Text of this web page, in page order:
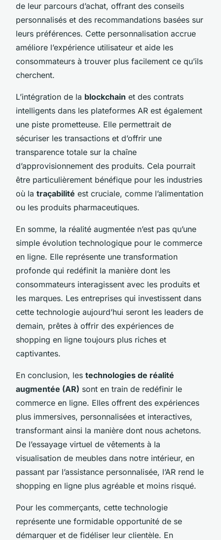
de leur parcours d’achat, offrant des conseils
personnalisés et des recommandations basées sur
leurs préférences. Cette personnalisation accrue
améliore l’expérience utilisateur et aide les
consommateurs à trouver plus facilement ce qu’ils
cherchent.
L’intégration de la blockchain et des contrats
intelligents dans les plateformes AR est également
une piste prometteuse. Elle permettrait de
sécuriser les transactions et d’offrir une
transparence totale sur la chaîne
d’approvisionnement des produits. Cela pourrait
être particulièrement bénéfique pour les industries
où la traçabilité est cruciale, comme l’alimentation
ou les produits pharmaceutiques.
En somme, la réalité augmentée n’est pas qu’une
simple évolution technologique pour le commerce
en ligne. Elle représente une transformation
profonde qui redéfinit la manière dont les
consommateurs interagissent avec les produits et
les marques. Les entreprises qui investissent dans
cette technologie aujourd’hui seront les leaders de
demain, prêtes à offrir des expériences de
shopping en ligne toujours plus riches et
captivantes.
En conclusion, les technologies de réalité
augmentée (AR) sont en train de redéfinir le
commerce en ligne. Elles offrent des expériences
plus immersives, personnalisées et interactives,
transformant ainsi la manière dont nous achetons.
De l’essayage virtuel de vêtements à la
visualisation de meubles dans notre intérieur, en
passant par l’assistance personnalisée, l’AR rend le
shopping en ligne plus agréable et moins risqué.
Pour les commerçants, cette technologie
représente une formidable opportunité de se
démarquer et de fidéliser leur clientèle. En